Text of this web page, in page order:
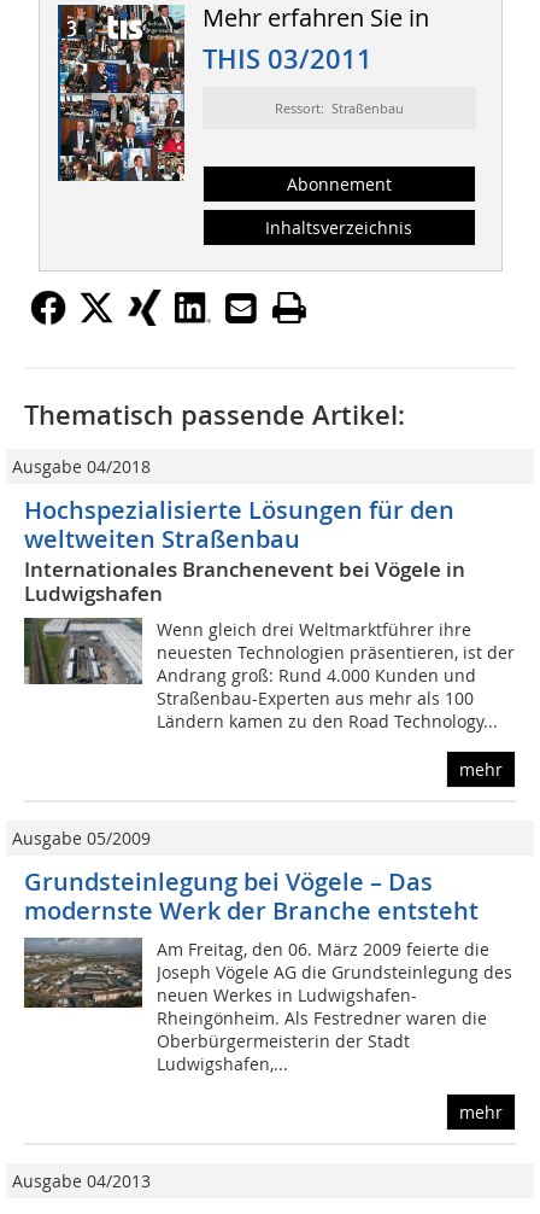
Mehr erfahren Sie in
THIS 03/2011
Ressort: Straßenbau
Abonnement
Inhaltsverzeichnis
Thematisch passende Artikel:
Ausgabe 04/2018
Hochspezialisierte Lösungen für den
weltweiten Straßenbau
Internationales Branchenevent bei Vögele in
Ludwigshafen
Wenn gleich drei Weltmarktführer ihre
neuesten Technologien präsentieren, ist der
Andrang groß: Rund 4.000 Kunden und
Straßenbau-Experten aus mehr als 100
Ländern kamen zu den Road Technology...
mehr
Ausgabe 05/2009
Grundsteinlegung bei Vögele – Das
modernste Werk der Branche entsteht
Am Freitag, den 06. März 2009 feierte die
Joseph Vögele AG die Grundsteinlegung des
neuen Werkes in Ludwigshafen-
Rheingönheim. Als Festredner waren die
Oberbürgermeisterin der Stadt
Ludwigshafen,...
mehr
Ausgabe 04/2013